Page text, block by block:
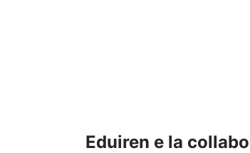
Eduiren e la